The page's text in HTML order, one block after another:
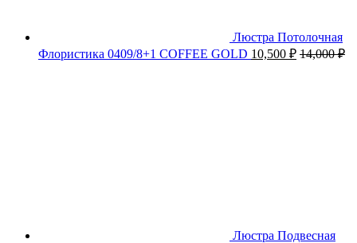
Люстра Потолочная
Флористика 0409/8+1 COFFEE GOLD 10,500 ₽ 14,000₽
Люстра Подвесная